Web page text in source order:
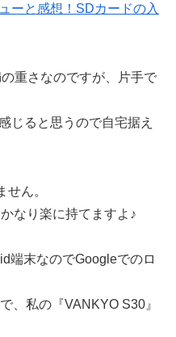
ーと感想！SDカードの入
重さなのですが、片手で
じると思うので自宅据え
ん。
なり楽に持てますよ♪
端末なのでGoogleでのロ
、私の『VANKYO S30』